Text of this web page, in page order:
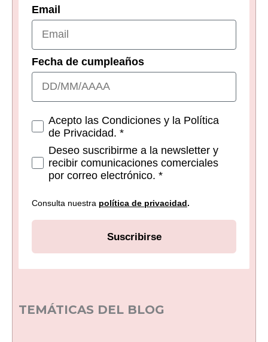
Email
Fecha de cumpleaños
Consetimientos
Acepto las Condiciones y la Política
de Privacidad. *
Deseo suscribirme a la newsletter y
recibir comunicaciones comerciales
por correo electrónico. *
Consulta nuestra política de privacidad.
Suscribirse
TEMÁTICAS DEL BLOG